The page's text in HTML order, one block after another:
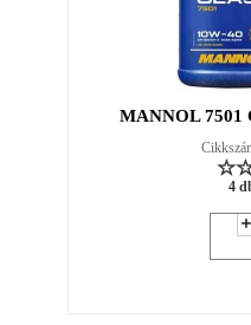
MANNOL 7501
4